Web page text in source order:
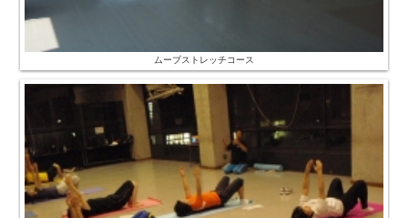
ムーブストレッチコース